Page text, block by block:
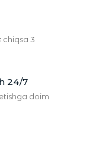
chiqsa 3
24/7
doim